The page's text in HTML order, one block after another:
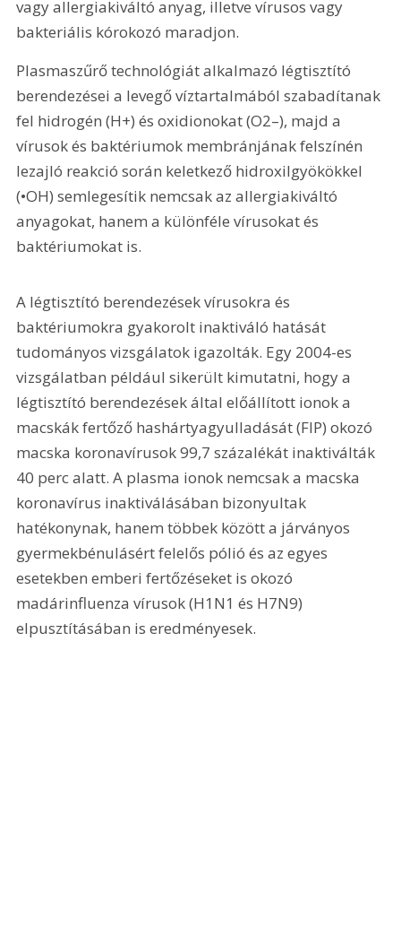
vagy allergiakiváltó anyag, illetve vírusos vagy
bakteriális kórokozó maradjon.
Plasmaszűrő technológiát alkalmazó légtisztító
berendezései a levegő víztartalmából szabadítanak
fel hidrogén (H+) és oxidionokat (O2–), majd a
vírusok és baktériumok membránjának felszínén
lezajló reakció során keletkező hidroxilgyökökkel
(•OH) semlegesítik nemcsak az allergiakiváltó
anyagokat, hanem a különféle vírusokat és
baktériumokat is.
A légtisztító berendezések vírusokra és
baktériumokra gyakorolt inaktiváló hatását
tudományos vizsgálatok igazolták. Egy 2004-es
vizsgálatban például sikerült kimutatni, hogy a
légtisztító berendezések által előállított ionok a
macskák fertőző hashártyagyulladását (FIP) okozó
macska koronavírusok 99,7 százalékát inaktiválták
40 perc alatt. A plasma ionok nemcsak a macska
koronavírus inaktiválásában bizonyultak
hatékonynak, hanem többek között a járványos
gyermekbénulásért felelős pólió és az egyes
esetekben emberi fertőzéseket is okozó
madárinfluenza vírusok (H1N1 és H7N9)
elpusztításában is eredmé­nyesek.